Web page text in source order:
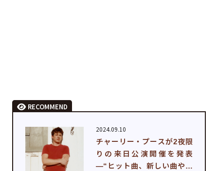
RECOMMEND
2024.09.10
チャーリー・プースが2夜限
りの来日公演開催を発表
—“ヒット曲、新しい曲やパ